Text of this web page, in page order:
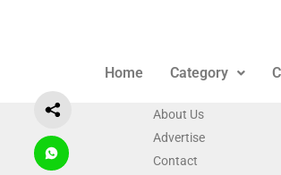
Home Category
About Us
Advertise
Contact